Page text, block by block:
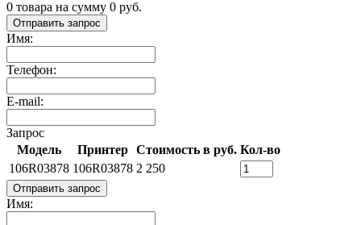
0 товара на сумму 0 руб.
Отправить запрос
Имя:
Телефон:
E-mail:
Запрос
Модель
Принтер Стоимость в руб. Кол-во
106R03878 106R03878 2 250
Отправить запрос
Имя: